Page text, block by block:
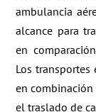
ambulancia
alcance para
en
Los
en
el traslado de